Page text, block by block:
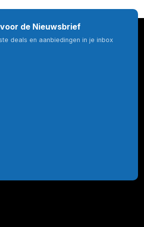
de Nieuwsbrief
deals en aanbiedingen in je inbox